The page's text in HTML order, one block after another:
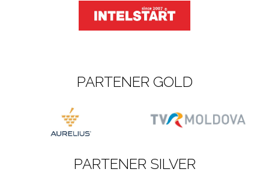
PARTENER GOLD
PARTENER SILVER